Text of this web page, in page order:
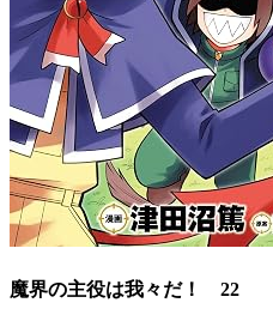
魔界の主役は我々だ！ 22